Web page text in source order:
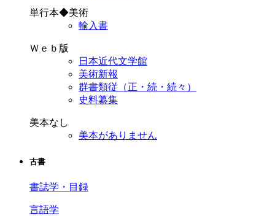
単行本◆美術
輸入書
Ｗｅｂ版
日本近代文学館
美術新報
群書類従（正・続・続々）
史料纂集
美本なし
美本がありません
古書
書誌学・目録
言語学